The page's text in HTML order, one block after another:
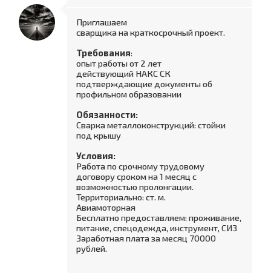
Приглашаем
сварщика на краткосрочный проект.
Требования:
опыт работы от 2 лет
действующий НАКС СК
подтверждающие документы об
профильном образовании
Обязанности:
Сварка металлоконструкций: стойки
под крышу
Условия:
Работа по срочному трудовому
договору сроком на 1 месяц с
возможностью пролонгации.
Территориально: ст. м.
Авиамоторная
Бесплатно предоставляем: проживание,
питание, спецодежда, инструмент, СИЗ
Заработная плата за месяц 70000
рублей.